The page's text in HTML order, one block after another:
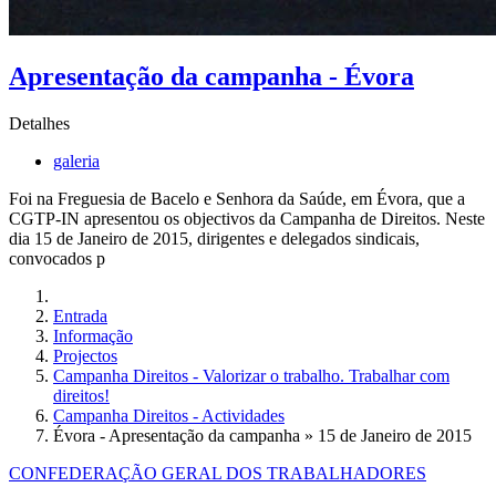
Apresentação da campanha - Évora
Detalhes
galeria
Foi na Freguesia de Bacelo e Senhora da Saúde, em Évora, que a
CGTP-IN apresentou os objectivos da Campanha de Direitos. Neste
dia 15 de Janeiro de 2015, dirigentes e delegados sindicais,
convocados p
Entrada
Informação
Projectos
Campanha Direitos - Valorizar o trabalho. Trabalhar com
direitos!
Campanha Direitos - Actividades
Évora - Apresentação da campanha » 15 de Janeiro de 2015
CONFEDERAÇÃO GERAL DOS TRABALHADORES